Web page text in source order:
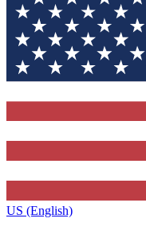
US (English)